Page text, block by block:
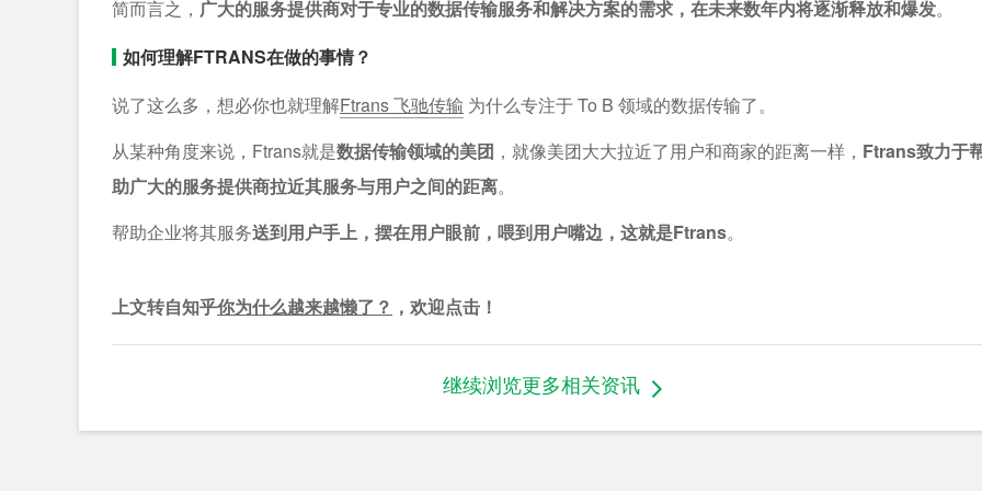
简而言之， 广大的服务提供商对于专业的数据传输服务和解决方案的需求，在未来数年内将逐渐释放和爆发。
如何理解FTRANS在做的事情？
说了这么多，想必你也就理解Ftrans 飞驰传输 为什么专注于 To B 领域的数据传输了。
从某种角度来说，Ftrans就是数据传输领域的美团 ，就像美团大大拉近了用户和商家的距离一样， Ftrans致力于
助广大的服务提供商拉近其服务与用户之间的距离。
帮助企业将其服务送到用户手上，摆在用户眼前，喂到用户嘴边，这就是Ftrans。
上文转自知乎你为什么越来越懒了？ ，欢迎点击！
继续浏览更多相关资讯